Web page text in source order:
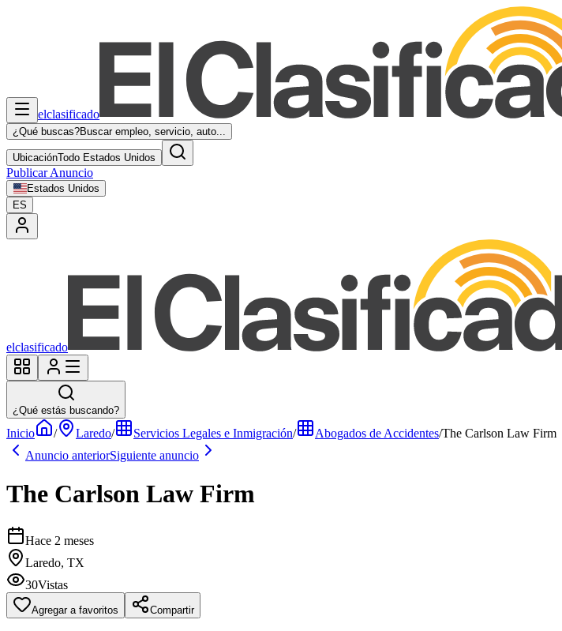
elclasificado
¿Qué buscas?Buscar empleo, servicio, auto...
UbicaciónTodo Estados Unidos
Publicar Anuncio
Estados Unidos
ES
elclasificado
¿Qué estás buscando?
Inicio / Laredo/ Servicios Legales e Inmigración/ Abogados de Accidentes/The Carlson Law Firm
Anuncio anteriorSiguiente anuncio
The Carlson Law Firm
Hace 2 meses
Laredo, TX
30Vistas
Agregar a favoritos Compartir